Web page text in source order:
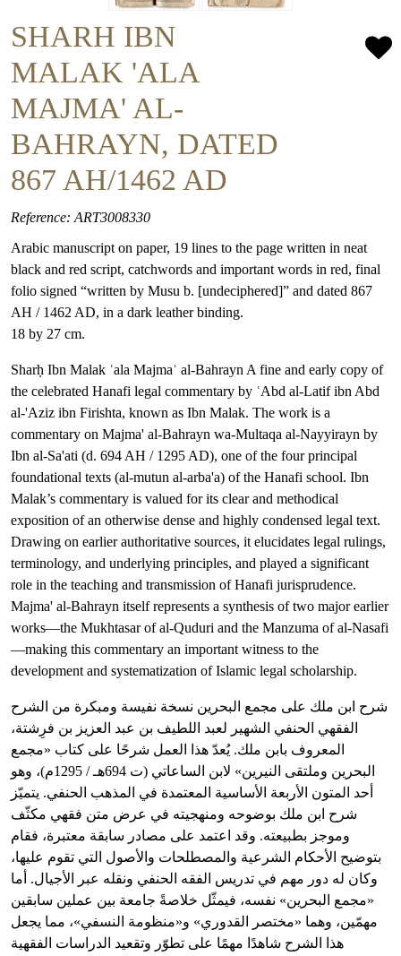
SHARH IBN
MALAK 'ALA
MAJMA' AL-
BAHRAYN, DATED
867 AH/1462 AD
Reference: ART3008330
Arabic manuscript on paper, 19 lines to the page written in neat
black and red script, catchwords and important words in red, final
folio signed “written by Musu b. [undeciphered]” and dated 867
AH / 1462 AD, in a dark leather binding.
18 by 27 cm.
Sharḥ Ibn Malak ʿala Majmaʿ al-Bahrayn A fine and early copy of
the celebrated Hanafi legal commentary by ʿAbd al-Latif ibn Abd
al-'Aziz ibn Firishta, known as Ibn Malak. The work is a
commentary on Majma' al-Bahrayn wa-Multaqa al-Nayyirayn by
Ibn al-Sa'ati (d. 694 AH / 1295 AD), one of the four principal
foundational texts (al-mutun al-arba'a) of the Hanafi school. Ibn
Malak’s commentary is valued for its clear and methodical
exposition of an otherwise dense and highly condensed legal text.
Drawing on earlier authoritative sources, it elucidates legal rulings,
terminology, and underlying principles, and played a significant
role in the teaching and transmission of Hanafi jurisprudence.
Majma' al-Bahrayn itself represents a synthesis of two major earlier
works—the Mukhtasar of al-Quduri and the Manzuma of al-Nasafi
—making this commentary an important witness to the
development and systematization of Islamic legal scholarship.
شرح ابن ملك على مجمع البحرين نسخة نفيسة ومبكرة من الشرح
الفقهي الحنفي الشهير لعبد اللطيف بن عبد العزيز بن فرِشتة،
المعروف بابن ملك. يُعدّ هذا العمل شرحًا على كتاب «مجمع
البحرين وملتقى النيرين» لابن الساعاتي (ت 694هـ / 1295م)، وهو
أحد المتون الأربعة الأساسية المعتمدة في المذهب الحنفي. يتميّز
شرح ابن ملك بوضوحه ومنهجيته في عرض متن فقهي مكثّف
وموجز بطبيعته. وقد اعتمد على مصادر سابقة معتبرة، فقام
بتوضيح الأحكام الشرعية والمصطلحات والأصول التي تقوم عليها،
وكان له دور مهم في تدريس الفقه الحنفي ونقله عبر الأجيال. أما
«مجمع البحرين» نفسه، فيمثّل خلاصةً جامعة بين عملين سابقين
مهمّين، وهما «مختصر القدوري» و«منظومة النسفي»، مما يجعل
هذا الشرح شاهدًا مهمًا على تطوّر وتقعيد الدراسات الفقهية